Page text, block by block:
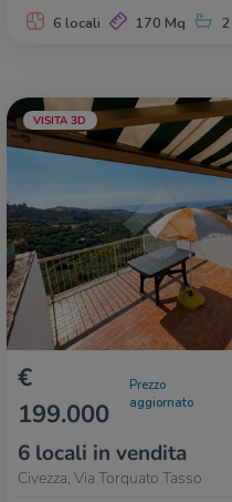
6 locali 170 Mq
VISITA 3D
€
199.000
Prezzo
aggiornato
6 locali in vendita
Civezza, Via Torquato Tasso